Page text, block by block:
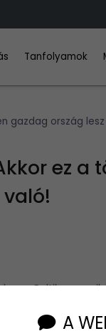
Tanfolyamok
gazdag ország
ez a
a Baltikum
kalandban.
A